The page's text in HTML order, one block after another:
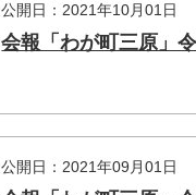
公開日：2021年10月01日
会報「わが町三原」
公開日：2021年09月01日